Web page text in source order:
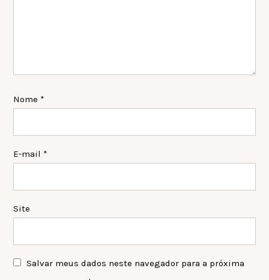
Nome *
E-mail *
Site
Salvar meus dados neste navegador para a próxima